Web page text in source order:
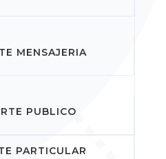
MENSAJERIA
PUBLICO
PARTICULAR